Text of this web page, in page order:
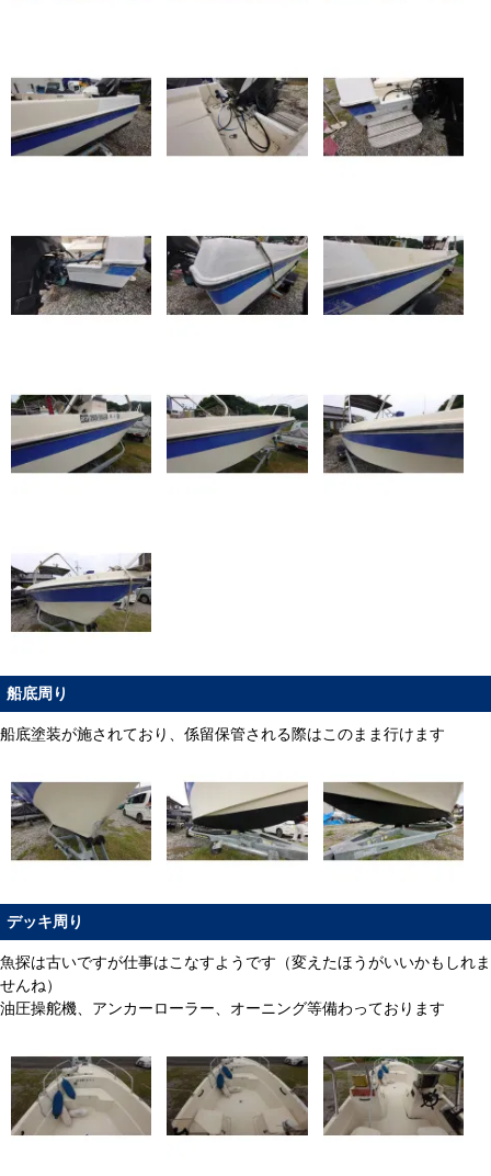
船底周り
船底塗装が施されており、係留保管される際はこのまま行けます
デッキ周り
魚探は古いですが仕事はこなすようです（変えたほうがいいかもしれま
せんね）
油圧操舵機、アンカーローラー、オーニング等備わっております